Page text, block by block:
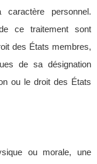
personnel.
ce traitement sont
des États membres,
de sa désignation
ou le droit des États
ou morale, une